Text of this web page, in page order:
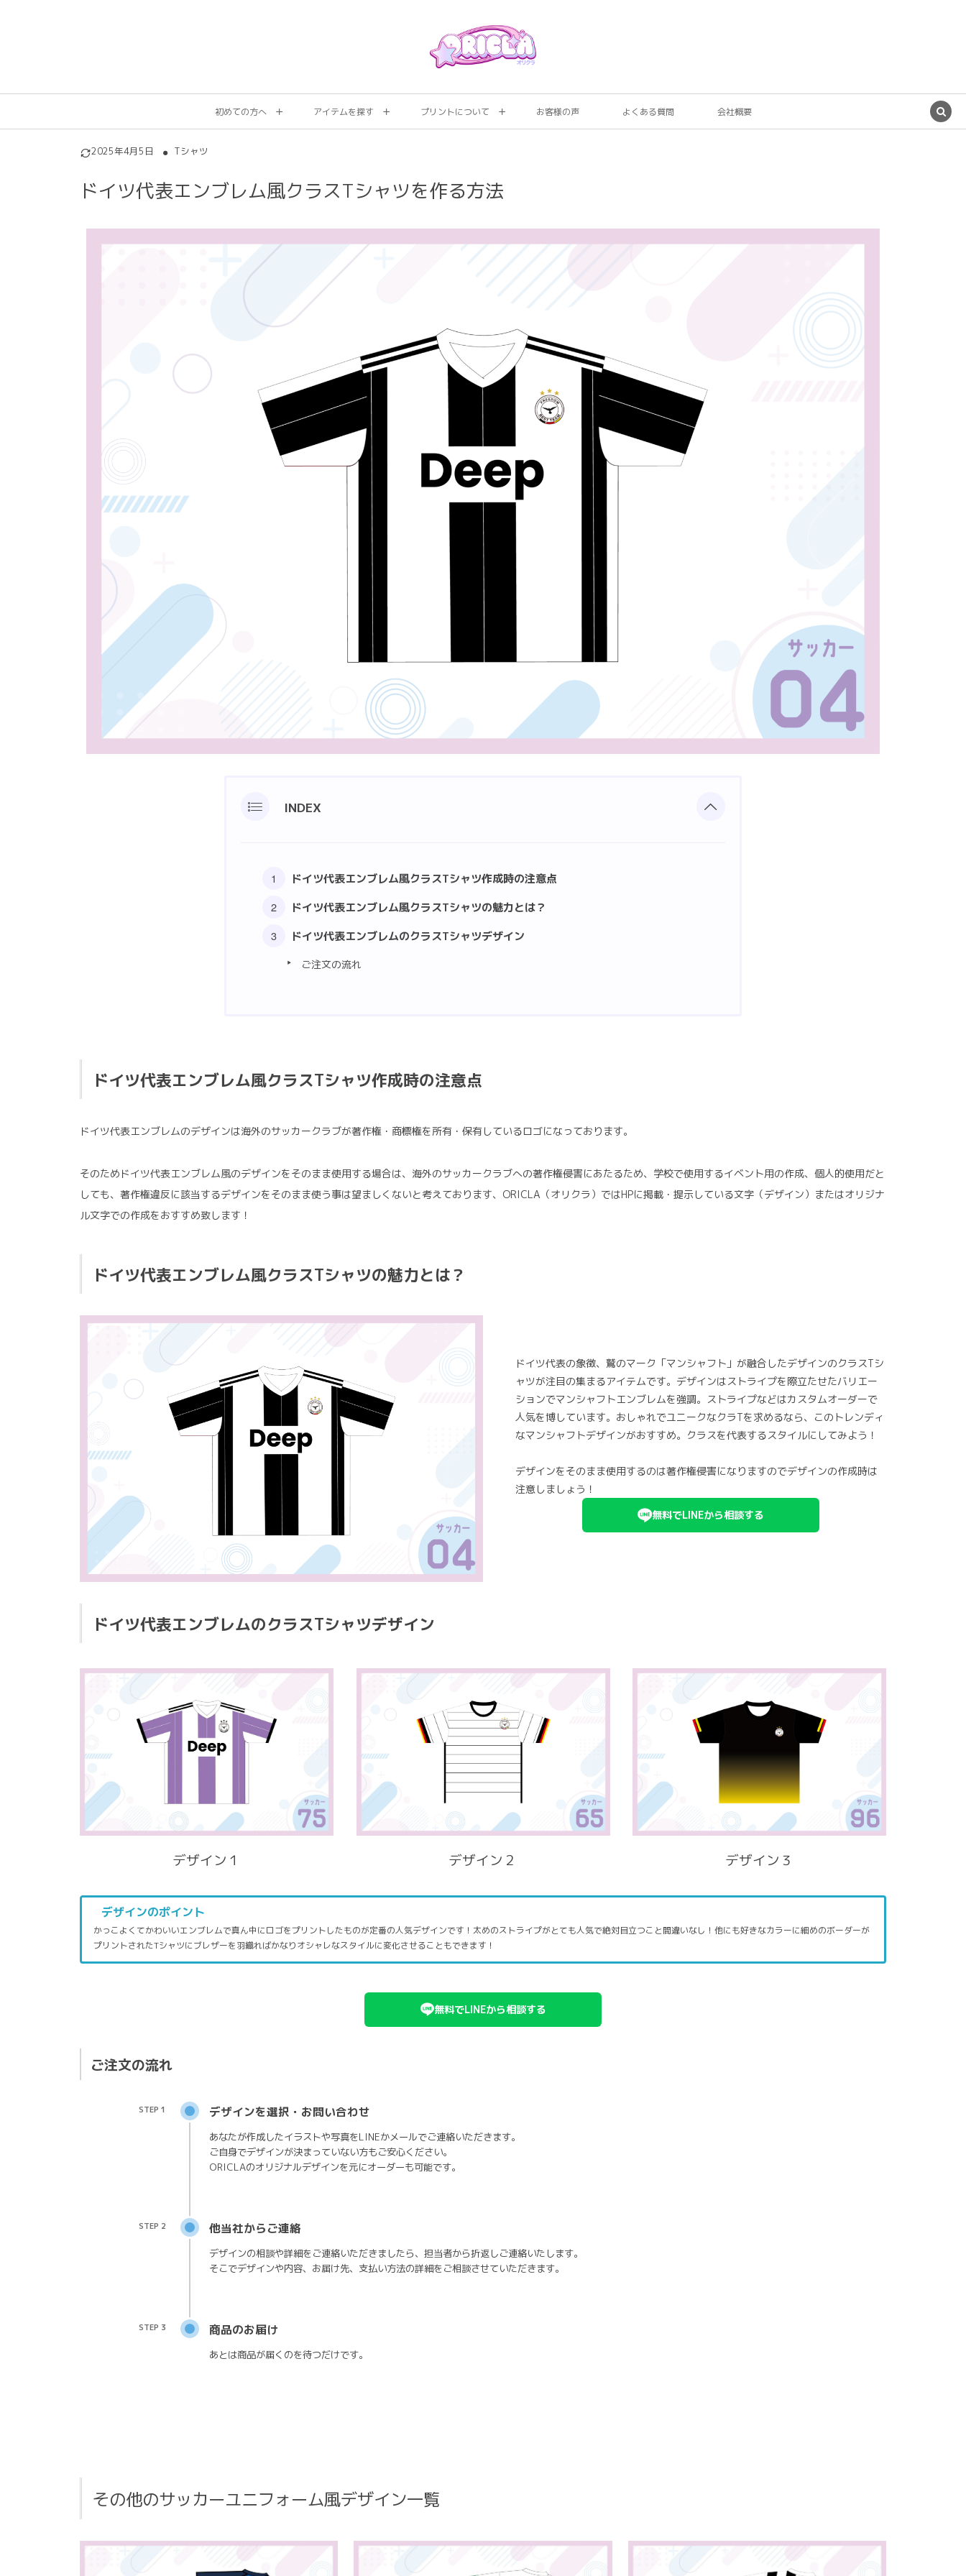
初めての方へ アイテムを探す プリントについて お客様の声 よくある質問 会社概要
2025年4月5日 Tシャツ
ドイツ代表エンブレム風クラスTシャツを作る方法
INDEX
ドイツ代表エンブレム風クラスTシャツ作成時の注意点
ドイツ代表エンブレム風クラスTシャツの魅力とは？
ドイツ代表エンブレムのクラスTシャツデザイン
ご注文の流れ
ドイツ代表エンブレム風クラスTシャツ作成時の注意点
ドイツ代表エンブレムのデザインは海外のサッカークラブが著作権・商標権を所有・保有しているロゴになっております。
そのためドイツ代表エンブレム風のデザインをそのまま使用する場合は、海外のサッカークラブへの著作権侵害にあたるため、学校で使用するイベント用の作成、個人的使用だと
しても、著作権違反に該当するデザインをそのまま使う事は望ましくないと考えております、ORICLA（オリクラ）ではHPに掲載・提示している文字（デザイン）またはオリジナ
ル文字での作成をおすすめ致します！
ドイツ代表エンブレム風クラスTシャツの魅力とは？
ドイツ代表の象徴、鷲のマーク「マンシャフト」が融合したデザインのクラスTシ
ャツが注目の集まるアイテムです。デザインはストライプを際立たせたバリエー
ションでマンシャフトエンブレムを強調。ストライプなどはカスタムオーダーで
人気を博しています。おしゃれでユニークなクラTを求めるなら、このトレンディ
なマンシャフトデザインがおすすめ。クラスを代表するスタイルにしてみよう！
デザインをそのまま使用するのは著作権侵害になりますのでデザインの作成時は
注意しましょう！
無料でLINEから相談する
ドイツ代表エンブレムのクラスTシャツデザイン
デザイン１ デザイン２ デザイン３
デザインのポイント
かっこよくてかわいいエンブレムで真ん中にロゴをプリントしたものが定番の人気デザインです！太めのストライプがとても人気で絶対目立つこと間違いなし！他にも好きなカラーに細めのボーダーが
プリントされたTシャツにブレザーを羽織ればかなりオシャレなスタイルに変化させることもできます！
無料でLINEから相談する
ご注文の流れ
STEP 1 デザインを選択・お問い合わせ
あなたが作成したイラストや写真をLINEかメールでご連絡いただきます。
ご自身でデザインが決まっていない方もご安心ください。
ORICLAのオリジナルデザインを元にオーダーも可能です。
STEP 2 他当社からご連絡
デザインの相談や詳細をご連絡いただきましたら、担当者から折返しご連絡いたします。
そこでデザインや内容、お届け先、支払い方法の詳細をご相談させていただきます。
STEP 3 商品のお届け
あとは商品が届くのを待つだけです。
その他のサッカーユニフォーム風デザイン一覧